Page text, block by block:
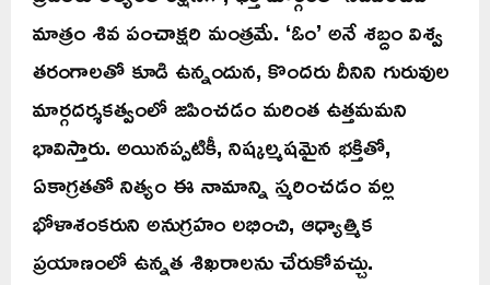
మాత్రం శివ పంచాక్షరి మంత్రమే. ‘ఓం’ అనే శబ్దం విశ్వ
తరంగాలతో కూడి ఉన్నందున, కొందరు దీనిని గురువుల
మార్గదర్శకత్వంలో జపించడం మరింత ఉత్తమమని
భావిస్తారు. అయినప్పటికీ, నిష్కల్మషమైన భక్తితో,
ఏకాగ్రతతో నిత్యం ఈ నామాన్ని స్మరించడం వల్ల
భోళాశంకరుని అనుగ్రహం లభించి, ఆధ్యాత్మిక
ప్రయాణంలో ఉన్నత శిఖరాలను చేరుకోవచ్చు.